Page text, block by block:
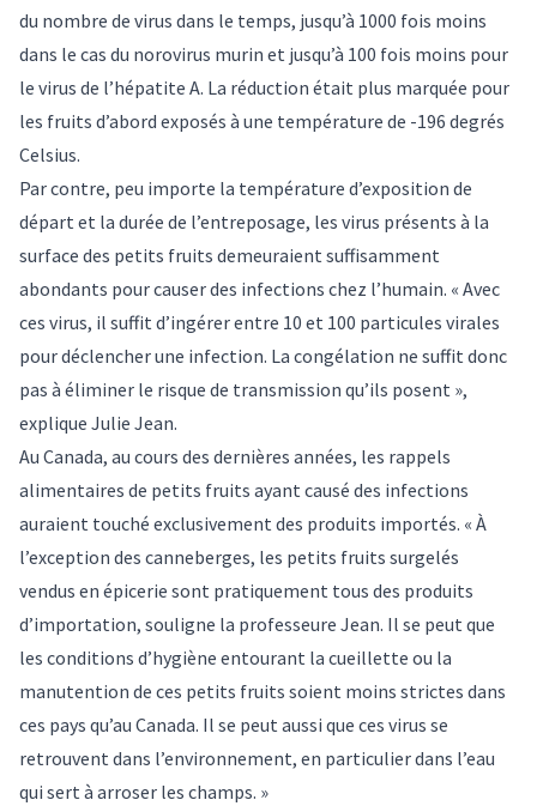
du nombre de virus dans le temps, jusqu’à 1000 fois moins
dans le cas du norovirus murin et jusqu’à 100 fois moins pour
le virus de l’hépatite A. La réduction était plus marquée pour
les fruits d’abord exposés à une température de -196 degrés
Celsius.
Par contre, peu importe la température d’exposition de
départ et la durée de l’entreposage, les virus présents à la
surface des petits fruits demeuraient suffisamment
abondants pour causer des infections chez l’humain. « Avec
ces virus, il suffit d’ingérer entre 10 et 100 particules virales
pour déclencher une infection. La congélation ne suffit donc
pas à éliminer le risque de transmission qu’ils posent »,
explique Julie Jean.
Au Canada, au cours des dernières années, les rappels
alimentaires de petits fruits ayant causé des infections
auraient touché exclusivement des produits importés. « À
l’exception des canneberges, les petits fruits surgelés
vendus en épicerie sont pratiquement tous des produits
d’importation, souligne la professeure Jean. Il se peut que
les conditions d’hygiène entourant la cueillette ou la
manutention de ces petits fruits soient moins strictes dans
ces pays qu’au Canada. Il se peut aussi que ces virus se
retrouvent dans l’environnement, en particulier dans l’eau
qui sert à arroser les champs. »